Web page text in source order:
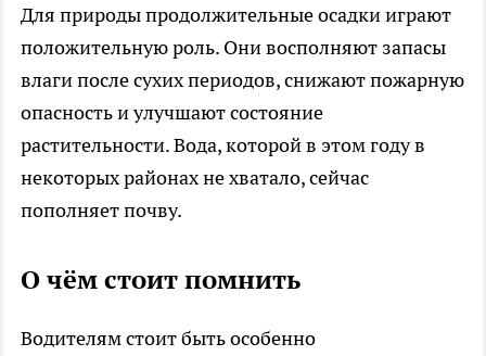
Для природы продолжительные осадки играют
положительную роль. Они восполняют запасы
влаги после сухих периодов, снижают пожарную
опасность и улучшают состояние
растительности. Вода, которой в этом году в
некоторых районах не хватало, сейчас
пополняет почву.
О чём стоит помнить
Водителям стоит быть особенно